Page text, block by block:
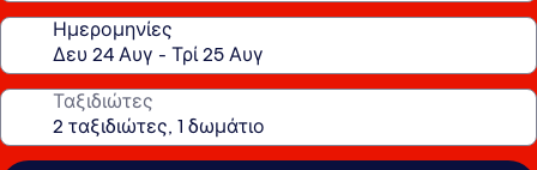
Ημερομηνίες
Ταξιδιώτες